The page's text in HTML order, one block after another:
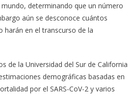
determinando que un número
aún se desconoce cuántos
harán en el transcurso de la
de la Universidad del Sur de California
demográficas basadas en
por el SARS-CoV-2 y varios